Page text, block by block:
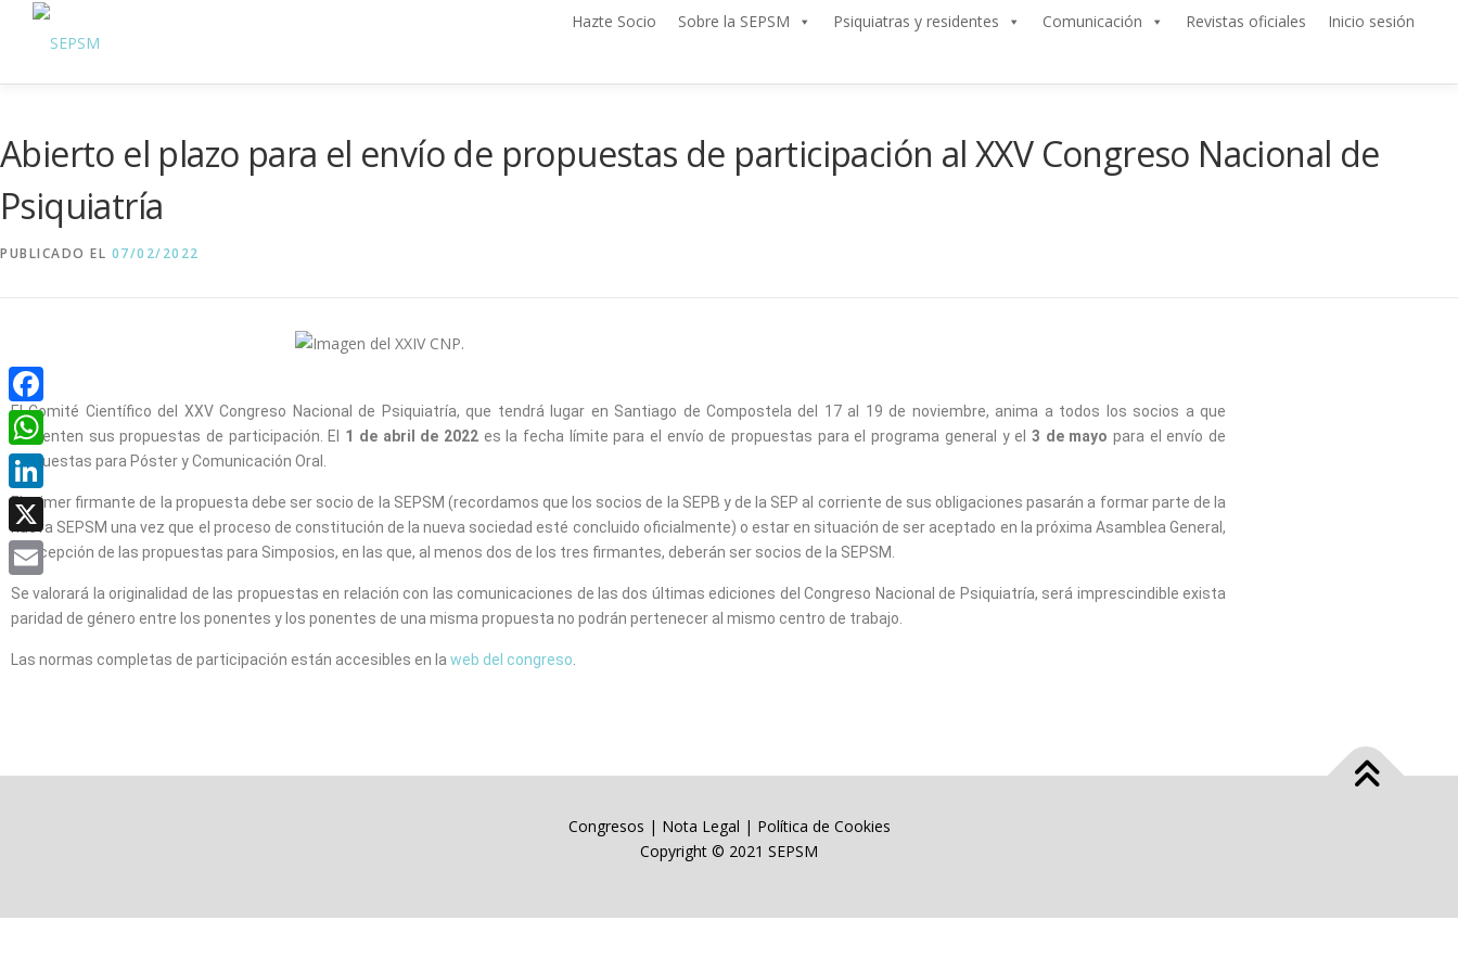
Hazte Socio Sobre la SEPSM Psiquiatras y residentes Comunicación Revistas oficiales Inicio sesión
Abierto el plazo para el envío de propuestas de participación al XXV Congreso Nacional de
Psiquiatría
PUBLICADO EL 07/02/2022
El Comité Científico del XXV Congreso Nacional de Psiquiatría, que tendrá lugar en Santiago de Compostela del 17 al 19 de noviembre, anima a todos los socios a que
presenten sus propuestas de participación. El 1 de abril de 2022es la fecha límite para el envío de propuestas para el programa general y el 3 de mayo para el envío de
propuestas para Póster y Comunicación Oral.
El primer firmante de la propuesta debe ser socio de la SEPSM (recordamos que los socios de la SEPB y de la SEP al corriente de sus obligaciones pasarán a formar parte de la
nueva SEPSM una vez que el proceso de constitución de la nueva sociedad esté concluido oficialmente) o estar en situación de ser aceptado en la próxima Asamblea General,
a excepción de las propuestas para Simposios, en las que, al menos dos de los tres firmantes, deberán ser socios de la SEPSM.
Se valorará la originalidad de las propuestas en relación con las comunicaciones de las dos últimas ediciones del Congreso Nacional de Psiquiatría, será imprescindible exista
paridad de género entre los ponentes y los ponentes de una misma propuesta no podrán pertenecer al mismo centro de trabajo.
Las normas completas de participación están accesibles en la web del congreso
Congresos | Nota Legal | Política de Cookies
Copyright © 2021 SEPSM
Facebook
WhatsApp
LinkedIn
X
Email